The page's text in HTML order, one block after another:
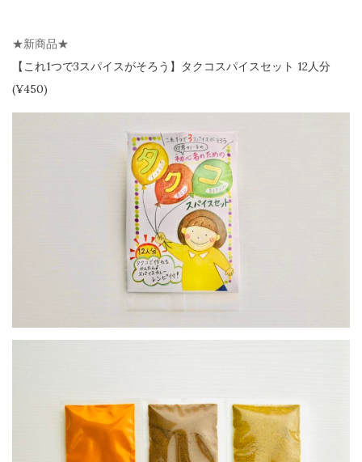
★新商品★
【これ1つで3スパイスがそろう】
タクコスパイスセット 12人分
(¥450)